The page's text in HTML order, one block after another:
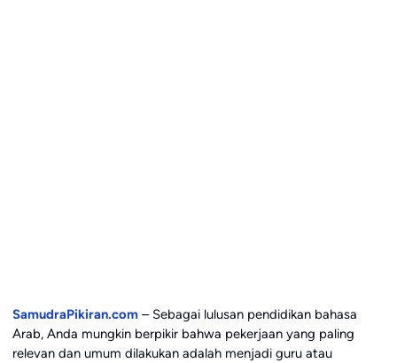
SamudraPikiran.com– Sebagai lulusan pendidikan bahasa
Arab, Anda mungkin berpikir bahwa pekerjaan yang paling
relevan dan umum dilakukan adalah menjadi guru atau